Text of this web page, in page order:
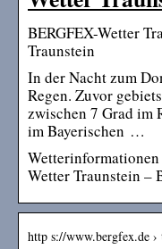
BERGFEX-Wetter
Traunstein
In der Nacht zum
Regen. Zuvor
zwischen 7 Grad im
im Bayerischen …
Wetter Traunstein –
http s://www.bergfex.de ›